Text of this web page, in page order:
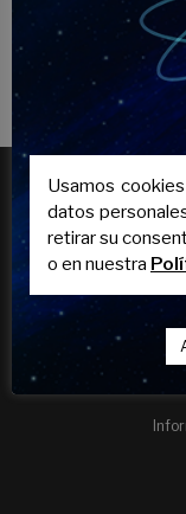
Usamos
datos
retirar su
o en nuestra